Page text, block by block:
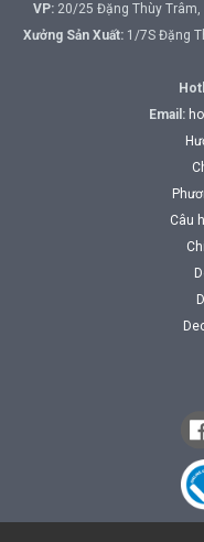
VP:20/25 Đặng Thùy Trâm,
Xưởng Sản Xuất: 1/7S Đặng
Email:
Câu